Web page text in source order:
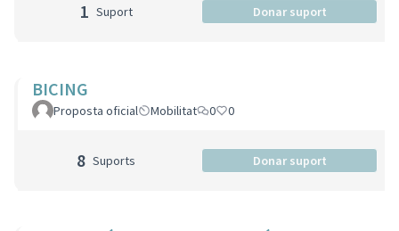
1 Suport Donar suport
BICING
Proposta oficial Mobilitat 0 0
8 Suports Donar suport